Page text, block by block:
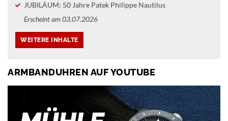
JUBILÄUM: 50 Jahre Patek Philippe Nautilus
Erscheint am 03.07.2026
ARMBANDUHREN AUF YOUTUBE